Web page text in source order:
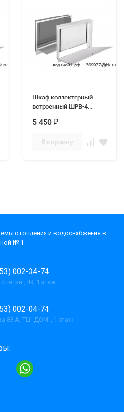
Шкаф коллекторный
встроенный ШРВ-4
5 450 ₽
В корзину
отопления и водоснабжения в
№ 1
002-34-74
, 49, 1 этаж
002-04-74
83 А, ТЦ "ДОМ", 1 этаж